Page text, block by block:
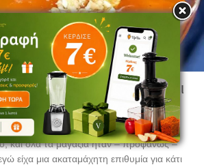
ΆΡΘΡΑ ΣΥΝΤΑΓΈΣ
σε σοκολάτα και
admin 0
και όλα τα μαγαζιά ήταν – προφανώς –
είχα μια ακαταμάχητη επιθυμία για κάτι